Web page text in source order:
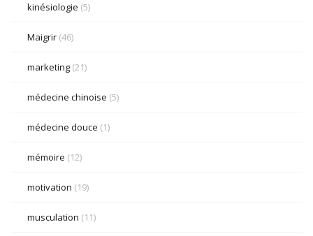
kinésiologie (5)
Maigrir (46)
marketing (21)
médecine chinoise (5)
médecine douce (1)
mémoire (12)
motivation (19)
musculation (11)